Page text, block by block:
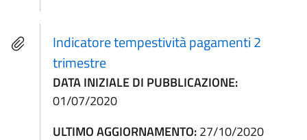
Indicatore tempestività pagamenti 2
trimestre
DATA INIZIALE DI PUBBLICAZIONE:
01/07/2020
ULTIMO AGGIORNAMENTO:27/10/2020